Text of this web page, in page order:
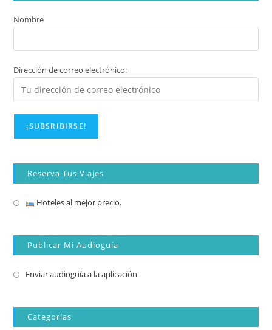
Nombre
Dirección de correo electrónico:
Reserva Tus Viajes
Hoteles al mejor precio.
Publicar Mi Audioguía
Enviar audioguía a la aplicación
Categorías